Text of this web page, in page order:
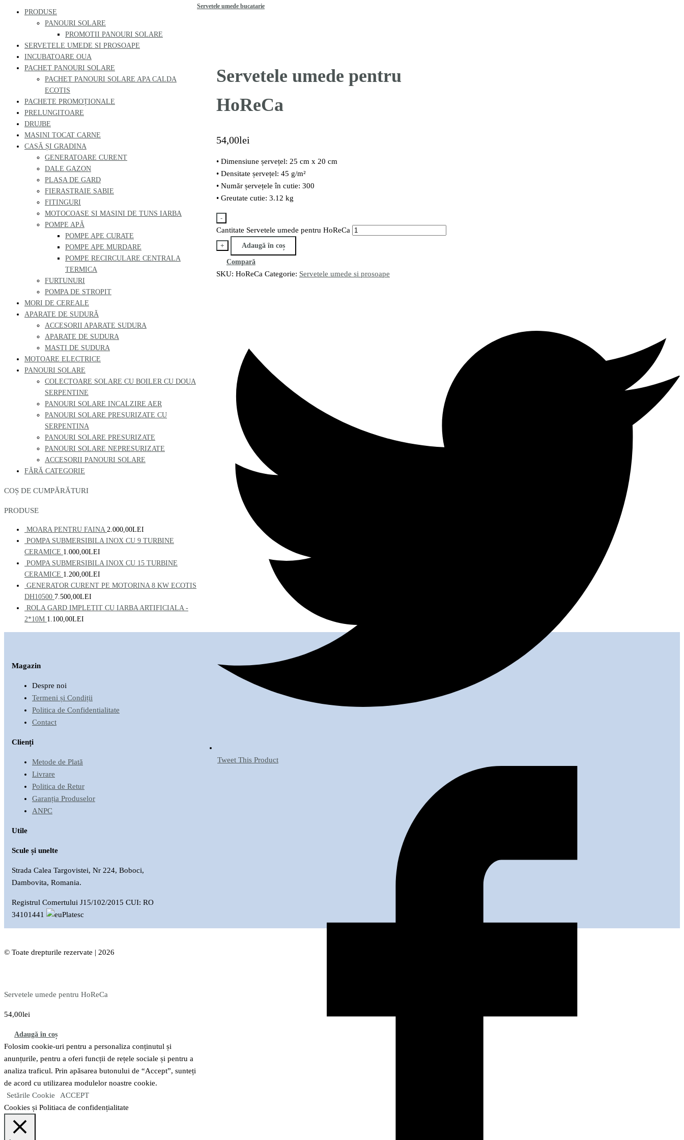
Servetele umede bucatarie
Servetele umede pentru
HoReCa
54,00lei
• Dimensiune șervețel: 25 cm x 20 cm
• Densitate șervețel: 45 g/m²
• Număr șervețele în cutie: 300
• Greutate cutie: 3.12 kg
-
Cantitate Servetele umede pentru HoReCa
+ Adaugă în coș
Compară
SKU: HoReCa Categorie: Servetele umede si prosoape
Tweet This Product
PRODUSE
PANOURI SOLARE
PROMOTII PANOURI SOLARE
SERVETELE UMEDE SI PROSOAPE
INCUBATOARE OUA
PACHET PANOURI SOLARE
PACHET PANOURI SOLARE APA CALDA
ECOTIS
PACHETE PROMOȚIONALE
PRELUNGITOARE
DRUJBE
MASINI TOCAT CARNE
CASĂ ȘI GRADINA
GENERATOARE CURENT
DALE GAZON
PLASA DE GARD
FIERASTRAIE SABIE
FITINGURI
MOTOCOASE SI MASINI DE TUNS IARBA
POMPE APĂ
POMPE APE CURATE
POMPE APE MURDARE
POMPE RECIRCULARE CENTRALA
TERMICA
FURTUNURI
POMPA DE STROPIT
MORI DE CEREALE
APARATE DE SUDURĂ
ACCESORII APARATE SUDURA
APARATE DE SUDURA
MASTI DE SUDURA
MOTOARE ELECTRICE
PANOURI SOLARE
COLECTOARE SOLARE CU BOILER CU DOUA
SERPENTINE
PANOURI SOLARE INCALZIRE AER
PANOURI SOLARE PRESURIZATE CU
SERPENTINA
PANOURI SOLARE PRESURIZATE
PANOURI SOLARE NEPRESURIZATE
ACCESORII PANOURI SOLARE
FĂRĂ CATEGORIE
COȘ DE CUMPĂRĂTURI
PRODUSE
MOARA PENTRU FAINA 2.000,00LEI
POMPA SUBMERSIBILA INOX CU 9 TURBINE
CERAMICE 1.000,00LEI
POMPA SUBMERSIBILA INOX CU 15 TURBINE
CERAMICE 1.200,00LEI
GENERATOR CURENT PE MOTORINA 8 KW ECOTIS
DH10500 7.500,00LEI
ROLA GARD IMPLETIT CU IARBA ARTIFICIALA -
2*10M 1.100,00LEI
Magazin
Despre noi
Termeni și Condiții
Politica de Confidentialitate
Contact
Clienți
Metode de Plată
Livrare
Politica de Retur
Garanția Produselor
ANPC
Utile
Scule și unelte
Strada Calea Targovistei, Nr 224, Boboci,
Dambovita, Romania.
Registrul Comertului J15/102/2015 CUI: RO
34101441
© Toate drepturile rezervate | 2026
Servetele umede pentru HoReCa
54,00lei
Adaugă în coș
Folosim cookie-uri pentru a personaliza conținutul și
anunțurile, pentru a oferi funcții de rețele sociale și pentru a
analiza traficul. Prin apăsarea butonului de “Accept”, sunteți
de acord cu utilizarea modulelor noastre cookie.
Setările Cookie
ACCEPT
Cookies și Politiaca de confidențialitate